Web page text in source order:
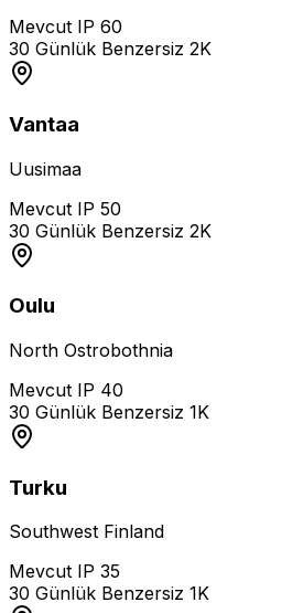
Mevcut IP 60
30 Günlük Benzersiz 2K
Vantaa
Uusimaa
Mevcut IP 50
30 Günlük Benzersiz 2K
Oulu
North Ostrobothnia
Mevcut IP 40
30 Günlük Benzersiz 1K
Turku
Southwest Finland
Mevcut IP 35
30 Günlük Benzersiz 1K